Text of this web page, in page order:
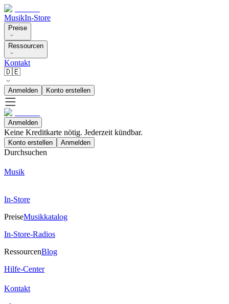
MusikIn-Store
Preise
Ressourcen
Kontakt
🇩🇪
Anmelden Konto erstellen
Anmelden
Keine Kreditkarte nötig. Jederzeit kündbar.
Konto erstellen Anmelden
Durchsuchen
Musik
In-Store
PreiseMusikkatalog
In-Store-Radios
RessourcenBlog
Hilfe-Center
Kontakt